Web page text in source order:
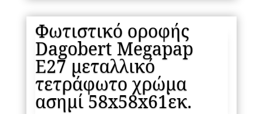
Φωτιστικό οροφής
Dagobert Megapap
E27 μεταλλικό
τετράφωτο χρώμα
ασημί 58x58x61εκ.